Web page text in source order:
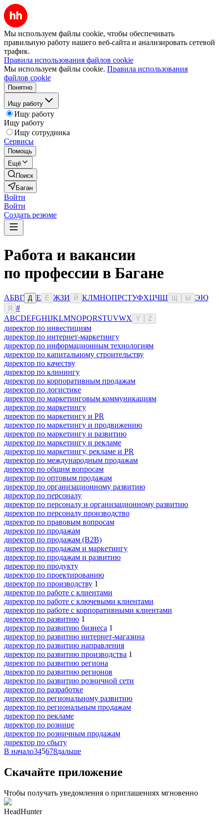
Мы используем файлы cookie, чтобы обеспечивать
правильную работу нашего веб-сайта и анализировать сетевой
трафик.
Правила использования файлов cookie
Мы используем файлы cookie. Правила использования
файлов cookie
Понятно
Ищу работу
Ищу работу
Ищу работу
Ищу сотрудника
Сервисы
Помощь
Ещё
Поиск
Баган
Войти
Войти
Создать резюме
Работа и вакансии
по профессии в Багане
АБВГ Д Е Ё ЖЗИ Й КЛМНОПРСТУФХЦЧШ Ы ЭЮ
Я
#
ABCDEFGHIJKLMNOPQRSTUVWX Y Z
директор по инвестициям
директор по интернет-маркетингу
директор по информационным технологиям
директор по капитальному строительству
директор по качеству
директор по клинингу
директор по корпоративным продажам
директор по логистике
директор по маркетинговым коммуникациям
директор по маркетингу
директор по маркетингу и PR
директор по маркетингу и продвижению
директор по маркетингу и развитию
директор по маркетингу и рекламе
директор по маркетингу, рекламе и PR
директор по международным продажам
директор по общим вопросам
директор по оптовым продажам
директор по организационному развитию
директор по персоналу
директор по персоналу и организационному развитию
директор по персоналу производство
директор по правовым вопросам
директор по продажам
директор по продажам (B2B)
директор по продажам и маркетингу
директор по продажам и развитию
директор по продукту
директор по проектированию
директор по производству 1
директор по работе с клиентами
директор по работе с ключевыми клиентами
директор по работе с корпоративными клиентами
директор по развитию 1
директор по развитию бизнеса 1
директор по развитию интернет-магазина
директор по развитию направления
директор по развитию производства 1
директор по развитию региона
директор по развитию регионов
директор по развитию розничной сети
директор по разработке
директор по региональному развитию
директор по региональным продажам
директор по рекламе
директор по рознице
директор по розничным продажам
директор по сбыту
В начало345678дальше
Скачайте приложение
Чтобы получать уведомления о приглашениях мгновенно
HeadHunter